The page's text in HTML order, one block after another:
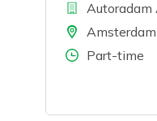
Bedrijf
LocatieAmsterdam
Aantal uren
Part-time